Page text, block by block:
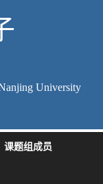
University
课题组成员